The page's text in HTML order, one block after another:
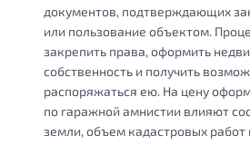
документов, подтверждающих
или пользование объектом.
закрепить права, оформить
собственность и получить
распоряжаться ею. На цену
по гаражной амнистии влияют
земли, объем кадастровых работ